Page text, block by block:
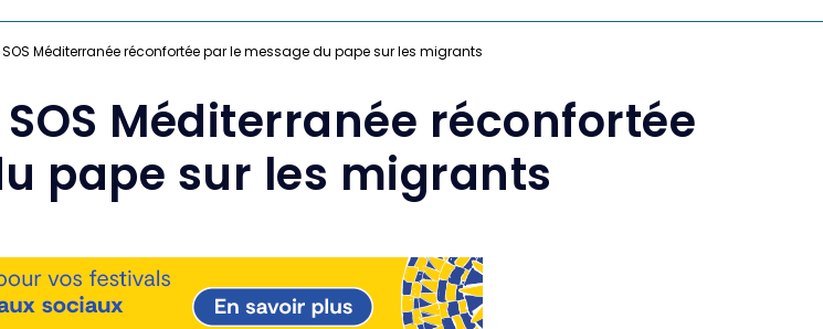
Méditerranée réconfortée par le message du pape sur les migrants
Méditerranée réconfortée
pape sur les migrants